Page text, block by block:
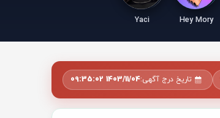
Hey Mory
Yaci
تاریخ درج آگهی:1403/11/04 09:35:02